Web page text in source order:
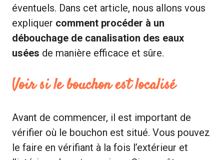
éventuels. Dans cet article, nous allons vous
expliquer comment procéder à un
débouchage de canalisation des eaux
usées de manière efficace et sûre.
Voir si le bouchon est localisé
Avant de commencer, il est important de
vérifier où le bouchon est situé. Vous pouvez
le faire en vérifiant à la fois l’extérieur et